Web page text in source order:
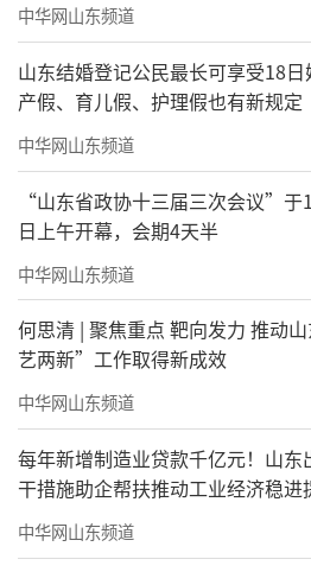
金秋的青岛，蓝天白
绿树的光影中，流淌着属
旋律。跳动的节奏，澎湃
腾，喧嚣的人潮!让我们一
登陆青岛，开启独属于“
欢!
中华网山东频道
山东结婚登记公民最长可享受18日
产假、育儿假、护理假也有新规定
中华网山东频道
“山东省政协十三届三次会议”于
日上午开幕，会期4天半
中华网山东频道
何思清 | 聚焦重点 靶向发力 推动
艺两新”工作取得新成效
中华网山东频道
每年新增制造业贷款千亿元！山东
干措施助企帮扶推动工业经济稳进
中华网山东频道